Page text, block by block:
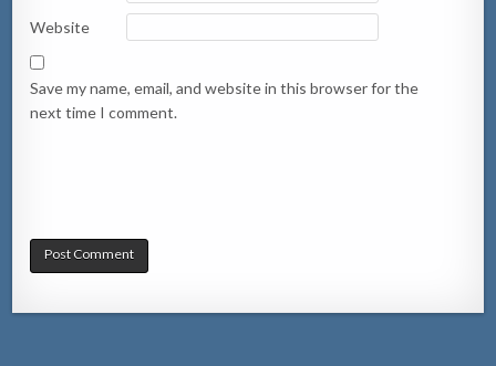
Website
Save my name, email, and website in this browser for the
next time I comment.